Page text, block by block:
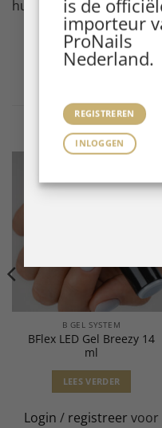
is de
importeur
ProNails
Nederland.
REGISTREREN
INLOGGEN
huidtypes.
B GEL SYSTEM
BFlex LED Gel Breezy 14
ml
LEES VERDER
Login / registreer voor